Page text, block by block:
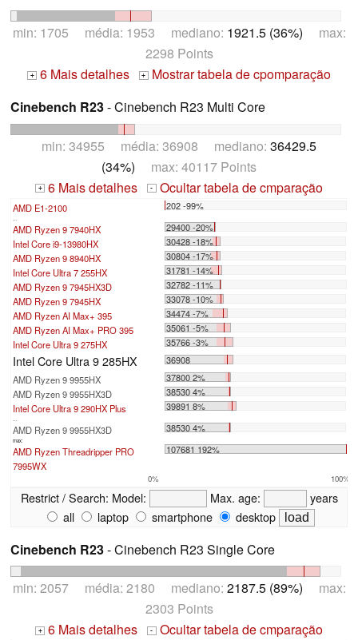
min: 1705 média: 1953 mediano: 1921.5 (36%) max:
2298 Points
+ 6 Mais detalhes + Mostrar tabela de cpomparação
Cinebench R23- Cinebench R23 Multi Core
min: 34955 média: 36908 mediano: 36429.5
(34%) max: 40117 Points
+ 6 Mais detalhes - Ocultar tabela de cmparação
AMD E1-2100 202 -99%
AMD Ryzen 9 7940HX
29400 -20%
Intel Core i9-13980HX
30428 -18%
AMD Ryzen 9 8940HX
30804 -17%
Intel Core Ultra 7 255HX
31781 -14%
AMD Ryzen 9 7945HX3D
32782 -11%
AMD Ryzen 9 7945HX
33078 -10%
AMD Ryzen AI Max+ 395
34474 -7%
AMD Ryzen AI Max+ PRO 395
35061 -5%
Intel Core Ultra 9 275HX
35766 -3%
Intel Core Ultra 9 285HX
36908
AMD Ryzen 9 9955HX
37800 2%
AMD Ryzen 9 9955HX3D
38530 4%
Intel Core Ultra 9 290HX Plus
39891 8%
AMD Ryzen 9 9955HX3D 38530 4%
max:
AMD Ryzen Threadripper PRO
7995WX
107681 192%
0% 100%
Restrict / Search: Model: Max. age:
years
all
laptop smartphone desktop
Cinebench R23- Cinebench R23 Single Core
min: 2057 média: 2180 mediano: 2187.5 (89%) max:
2303 Points
+ 6 Mais detalhes - Ocultar tabela de cmparação